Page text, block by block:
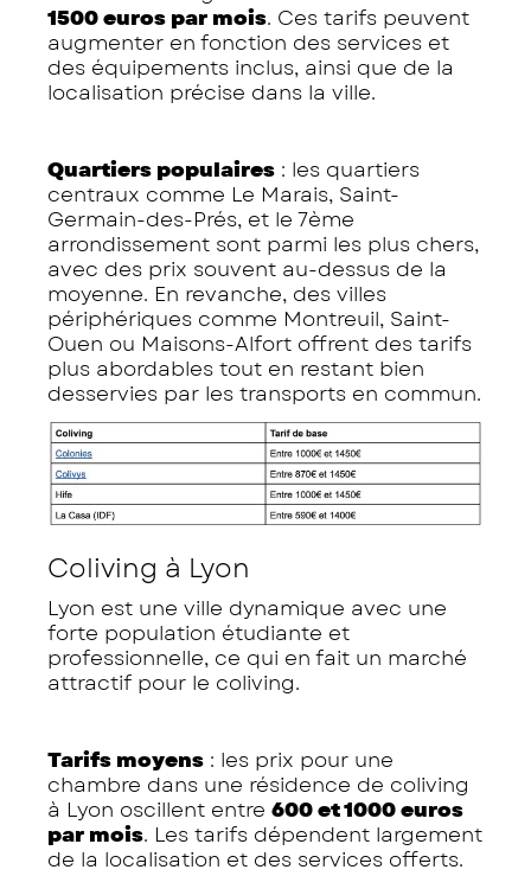
1500 euros par mois. Ces tarifs peuvent
augmenter en fonction des services et
des équipements inclus, ainsi que de la
localisation précise dans la ville.
Quartiers populaires : les quartiers
centraux comme Le Marais, Saint-
Germain-des-Prés, et le 7ème
arrondissement sont parmi les plus chers,
avec des prix souvent au-dessus de la
moyenne. En revanche, des villes
périphériques comme Montreuil, Saint-
Ouen ou Maisons-Alfort offrent des tarifs
plus abordables tout en restant bien
desservies par les transports en commun.
Coliving à Lyon
Lyon est une ville dynamique avec une
forte population étudiante et
professionnelle, ce qui en fait un marché
attractif pour le coliving.
Tarifs moyens : les prix pour une
chambre dans une résidence de coliving
à Lyon oscillent entre 600 et 1000 euros
par mois. Les tarifs dépendent largement
de la localisation et des services offerts.